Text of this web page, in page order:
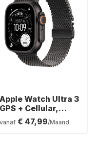
Apple Watch Ultra 3
GPS + Cellular,
titanium kast,
Milanese band, 49
vanaf € 47,99/Maand